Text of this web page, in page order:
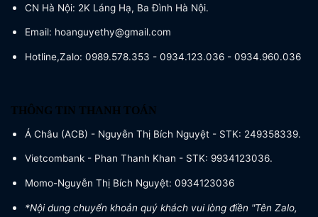
CN Hà Nội: 2K Láng Hạ, Ba Đình Hà Nội.
Email: hoanguyethy@gmail.com
Hotline,Zalo: 0989.578.353 - 0934.123.036 - 0934.960.036
THÔNG TIN THANH TOÁN
Á Châu (ACB) - Nguyễn Thị Bích Nguyệt - STK: 249358339.
Vietcombank - Phan Thanh Khan - STK: 9934123036.
Momo-Nguyễn Thị Bích Nguyệt: 0934123036
*Nội dung chuyển khoản quý khách vui lòng điền "Tên Zalo,